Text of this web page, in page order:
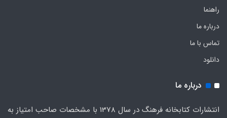
راهنما
درباره ما
تماس با ما
دانلود
درباره ما
انتشارات کتابخانه فرهنگ در سال 1378 با مشخصات صاحب امتیاز به